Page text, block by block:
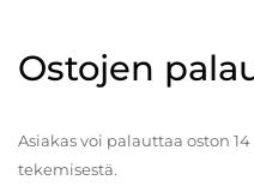
Ostojen
Asiakas voi palauttaa oston
tekemisestä.